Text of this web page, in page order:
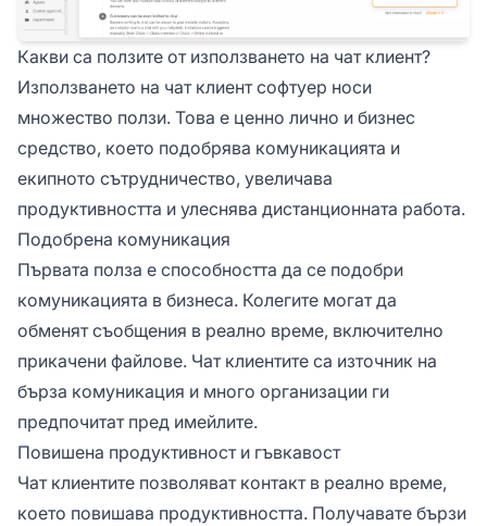
Какви са ползите от използването на чат клиент?
Използването на чат клиент софтуер носи
множество ползи. Това е ценно лично и бизнес
средство, което подобрява комуникацията и
екипното сътрудничество, увеличава
продуктивността и улеснява дистанционната работа.
Подобрена комуникация
Първата полза е способността да се подобри
комуникацията в бизнеса. Колегите могат да
обменят съобщения в реално време, включително
прикачени файлове. Чат клиентите са източник на
бърза комуникация и много организации ги
предпочитат пред имейлите.
Повишена продуктивност и гъвкавост
Чат клиентите позволяват контакт в реално време,
което повишава продуктивността. Получавате бързи